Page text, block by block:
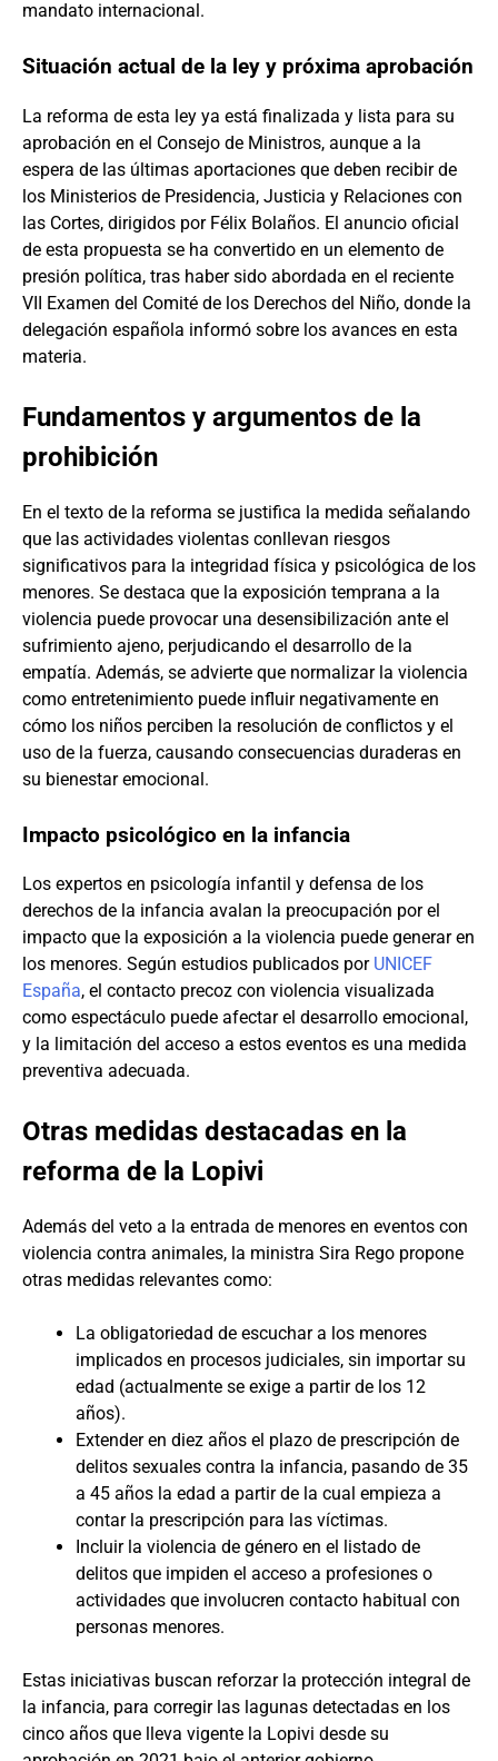
mandato internacional.
Situación actual de la ley y próxima aprobación
La reforma de esta ley ya está finalizada y lista para su
aprobación en el Consejo de Ministros, aunque a la
espera de las últimas aportaciones que deben recibir de
los Ministerios de Presidencia, Justicia y Relaciones con
las Cortes, dirigidos por Félix Bolaños. El anuncio oficial
de esta propuesta se ha convertido en un elemento de
presión política, tras haber sido abordada en el reciente
VII Examen del Comité de los Derechos del Niño, donde la
delegación española informó sobre los avances en esta
materia.
Fundamentos y argumentos de la
prohibición
En el texto de la reforma se justifica la medida señalando
que las actividades violentas conllevan riesgos
significativos para la integridad física y psicológica de los
menores. Se destaca que la exposición temprana a la
violencia puede provocar una desensibilización ante el
sufrimiento ajeno, perjudicando el desarrollo de la
empatía. Además, se advierte que normalizar la violencia
como entretenimiento puede influir negativamente en
cómo los niños perciben la resolución de conflictos y el
uso de la fuerza, causando consecuencias duraderas en
su bienestar emocional.
Impacto psicológico en la infancia
Los expertos en psicología infantil y defensa de los
derechos de la infancia avalan la preocupación por el
impacto que la exposición a la violencia puede generar en
los menores. Según estudios publicados por UNICEF
España, el contacto precoz con violencia visualizada
como espectáculo puede afectar el desarrollo emocional,
y la limitación del acceso a estos eventos es una medida
preventiva adecuada.
Otras medidas destacadas en la
reforma de la Lopivi
Además del veto a la entrada de menores en eventos con
violencia contra animales, la ministra Sira Rego propone
otras medidas relevantes como:
La obligatoriedad de escuchar a los menores
implicados en procesos judiciales, sin importar su
edad (actualmente se exige a partir de los 12
años).
Extender en diez años el plazo de prescripción de
delitos sexuales contra la infancia, pasando de 35
a 45 años la edad a partir de la cual empieza a
contar la prescripción para las víctimas.
Incluir la violencia de género en el listado de
delitos que impiden el acceso a profesiones o
actividades que involucren contacto habitual con
personas menores.
Estas iniciativas buscan reforzar la protección integral de
la infancia, para corregir las lagunas detectadas en los
cinco años que lleva vigente la Lopivi desde su